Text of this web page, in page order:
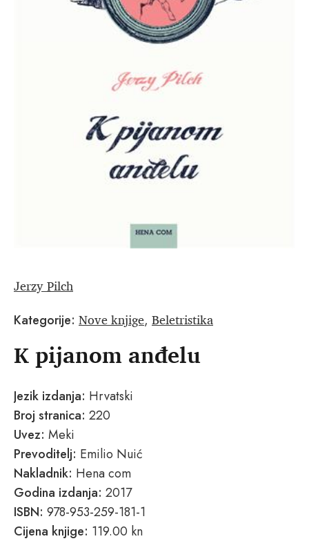
Jerzy Pilch
Kategorije: Nove knjige, Beletristika
K pijanom anđelu
Jezik izdanja: Hrvatski
Broj stranica: 220
Uvez: Meki
Prevoditelj: Emilio Nuić
Nakladnik: Hena com
Godina izdanja: 2017
ISBN: 978-953-259-181-1
Cijena knjige: 119.00 kn